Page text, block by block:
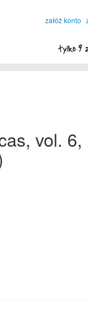
załóż konto
vol. 6,